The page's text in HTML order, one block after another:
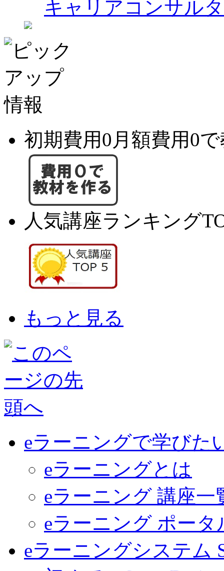
キャリアコンサル
初期費用0月額費用0
人気講座ランキング
もっと見る
eラーニングで学びた
eラーニングとは
eラーニング 講座一
eラーニング ポータ
eラーニングシステム